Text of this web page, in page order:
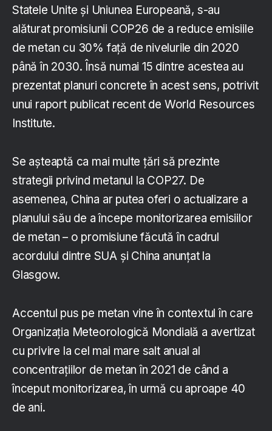
Statele Unite și Uniunea Europeană, s-au
alăturat promisiunii COP26 de a reduce emisiile
de metan cu 30% față de nivelurile din 2020
până în 2030. Însă numai 15 dintre acestea au
prezentat planuri concrete în acest sens, potrivit
unui raport publicat recent de World Resources
Institute.
Se așteaptă ca mai multe țări să prezinte
strategii privind metanul la COP27. De
asemenea, China ar putea oferi o actualizare a
planului său de a începe monitorizarea emisiilor
de metan – o promisiune făcută în cadrul
acordului dintre SUA și China anunțat la
Glasgow.
Accentul pus pe metan vine în contextul în care
Organizația Meteorologică Mondială a avertizat
cu privire la cel mai mare salt anual al
concentrațiilor de metan în 2021 de când a
început monitorizarea, în urmă cu aproape 40
de ani.